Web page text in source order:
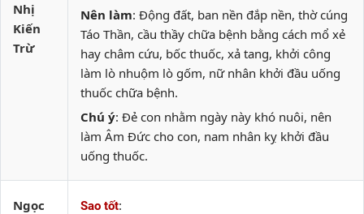
Nhị
Kiến
Trừ
Nên làm: Động đất, ban nền đắp nền, thờ cúng
Táo Thần, cầu thầy chữa bệnh bằng cách mổ xẻ
hay châm cứu, bốc thuốc, xả tang, khởi công
làm lò nhuộm lò gốm, nữ nhân khởi đầu uống
thuốc chữa bệnh.
Chú ý: Đẻ con nhằm ngày này khó nuôi, nên
làm Âm Đức cho con, nam nhân kỵ khởi đầu
uống thuốc.
Ngọc
Sao tốt: